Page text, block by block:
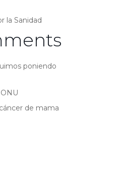
la Sanidad
poniendo
de mama